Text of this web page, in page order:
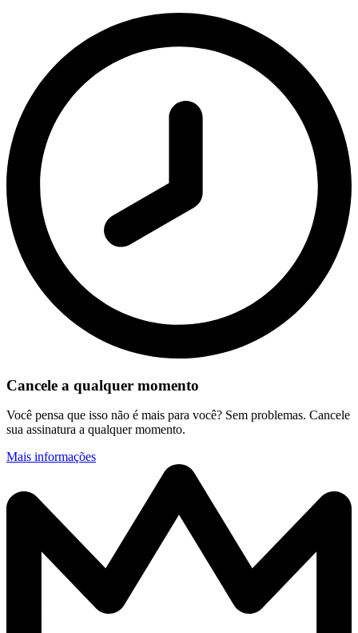
Cancele a qualquer momento
Você pensa que isso não é mais para você? Sem problemas. Cancele
sua assinatura a qualquer momento.
Mais informações